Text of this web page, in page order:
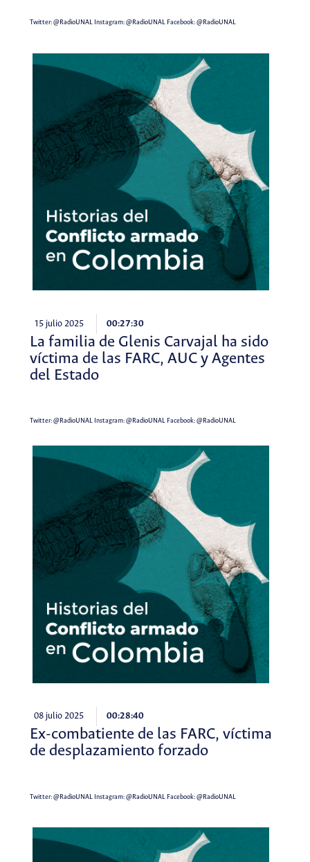
Twitter:@RadioUNALInstagram:@RadioUNALFacebook:@RadioUNAL
15 julio 2025 00:27:30
La familia de Glenis Carvajal ha sido
víctima de las FARC, AUC y Agentes
del Estado
Twitter:@RadioUNALInstagram:@RadioUNALFacebook:@RadioUNAL
08 julio 2025 00:28:40
Ex-combatiente de las FARC, víctima
de desplazamiento forzado
Twitter:@RadioUNALInstagram:@RadioUNALFacebook:@RadioUNAL